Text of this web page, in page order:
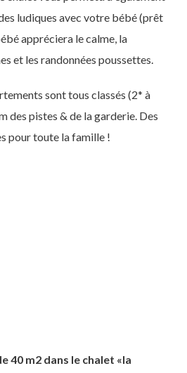
ludiques avec votre bébé (prêt
appréciera le calme, la
et les randonnées poussettes.
sont tous classés (2* à
des pistes & de la garderie. Des
pour toute la famille !
40 m2 dans le chalet «la